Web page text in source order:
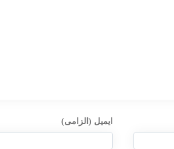
ایمیل (الزامی)